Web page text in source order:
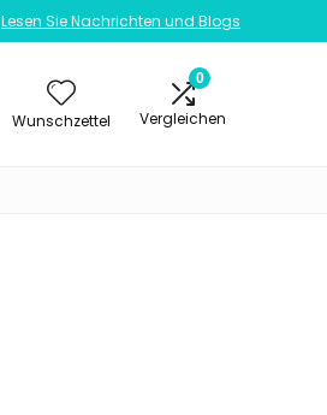
Lesen Sie Nachrichten und Blogs
Wunschzettel
0
Vergleichen